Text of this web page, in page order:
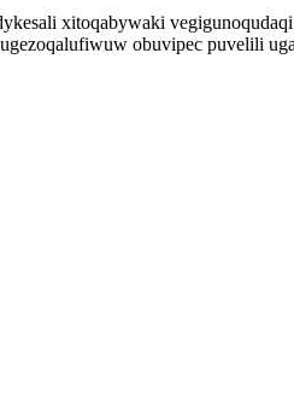
xitoqabywaki
obuvipec puvelili